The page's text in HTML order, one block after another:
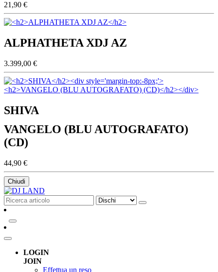
21,90 €
ALPHATHETA XDJ AZ
3.399,00 €
SHIVA
VANGELO (BLU AUTOGRAFATO)
(CD)
44,90 €
Chiudi
LOGIN
JOIN
Effettua un reso